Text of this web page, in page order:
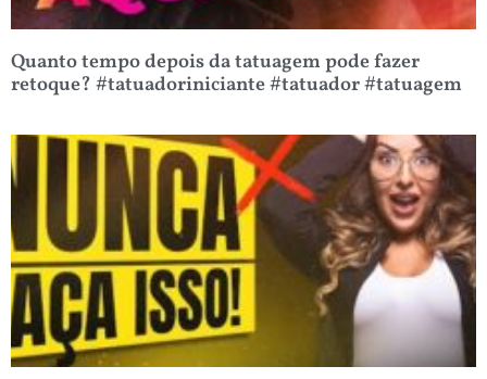
Quanto tempo depois da tatuagem pode fazer
retoque? #tatuadoriniciante #tatuador #tatuagem